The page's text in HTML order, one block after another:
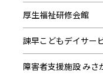
厚生福祉研修会館
諫早こどもデイサ
障害者支援施設 みさ